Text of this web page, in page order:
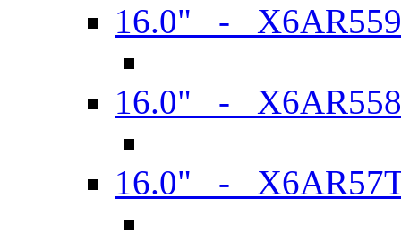
16.0" -
16.0" -
16.0" -